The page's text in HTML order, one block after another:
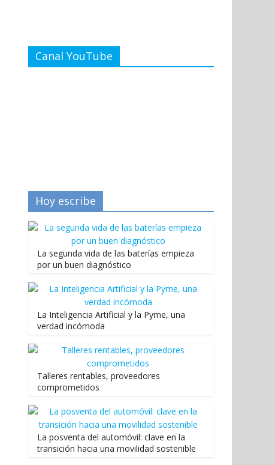
Canal YouTube
Hoy escribe
La segunda vida de las baterías empieza
por un buen diagnóstico
La Inteligencia Artificial y la Pyme, una
verdad incómoda
Talleres rentables, proveedores
comprometidos
La posventa del automóvil: clave en la
transición hacia una movilidad sostenible